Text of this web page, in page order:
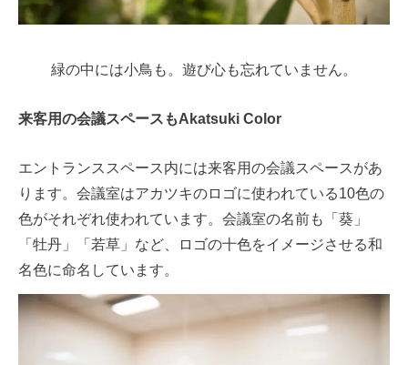
緑の中には小鳥も。遊び心も忘れていません。
来客用の会議スペースもAkatsuki Color
エントランススペース内には来客用の会議スペースがあ
ります。会議室はアカツキのロゴに使われている10色の
色がそれぞれ使われています。 会議室の名前も「葵」
「牡丹」「若草」など、
ロゴの十色をイメージさせる和
名色に命名しています。